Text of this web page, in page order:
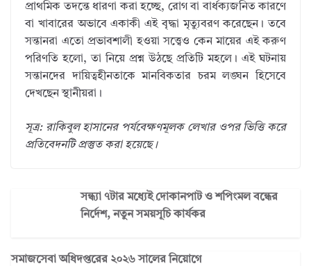
প্রাথমিক তদন্তে ধারণা করা হচ্ছে, রোগ বা বার্ধক্যজনিত কারণে
বা খাবারের অভাবে একাকী এই বৃদ্ধা মৃত্যুবরণ করেছেন। তবে
সন্তানরা এতো প্রভাবশালী হওয়া সত্ত্বেও কেন মায়ের এই করুণ
পরিণতি হলো, তা নিয়ে প্রশ্ন উঠছে প্রতিটি মহলে। এই ঘটনায়
সন্তানদের দায়িত্বহীনতাকে মানবিকতার চরম লঙ্ঘন হিসেবে
দেখছেন স্থানীয়রা।
সূত্র: রাকিবুল হাসানের পর্যবেক্ষণমূলক লেখার ওপর ভিত্তি করে
প্রতিবেদনটি প্রস্তুত করা হয়েছে।
সন্ধ্যা ৭টার মধ্যেই দোকানপাট ও শপিংমল বন্ধের
নির্দেশ, নতুন সময়সূচি কার্যকর
সমাজসেবা অধিদপ্তরের ২০২৬ সালের নিয়োগে